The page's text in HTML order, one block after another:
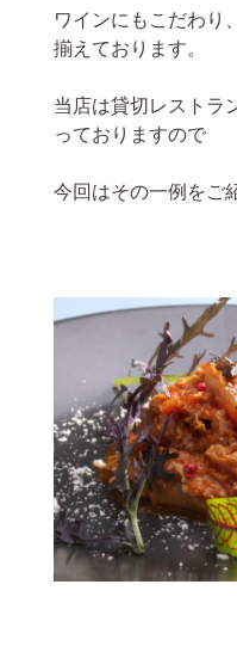
ワインにもこだわり
揃えております。
当店は貸切レストラ
っておりますので
今回はその一例をご